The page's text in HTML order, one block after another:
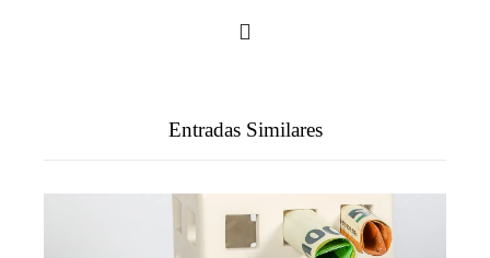
Entradas Similares